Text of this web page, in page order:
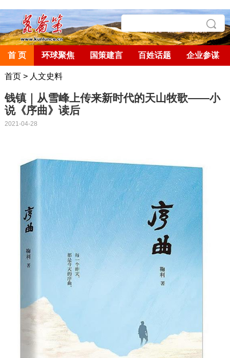
首 页 环球聚焦 国策建言 百姓话题 企业参谋
首页> 人文史料
钱镇｜从雪峰上传来新时代的天山牧歌——小
说《序曲》读后
2021-04-28